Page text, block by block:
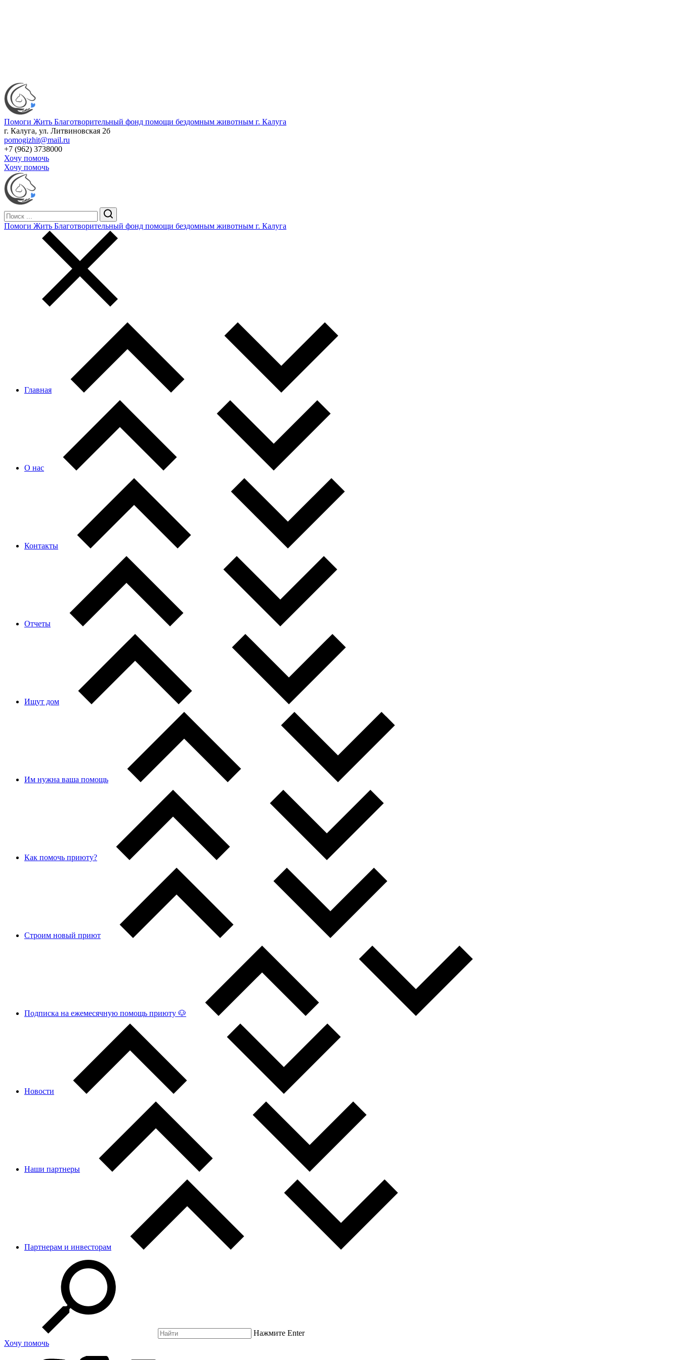
Помоги Жить Благотворительный фонд помощи бездомным животным г. Калуга
г. Калуга, ул. Литвиновская 2б
pomogizhit@mail.ru
+7 (962) 3738000
Хочу помочь
Хочу помочь
Помоги Жить Благотворительный фонд помощи бездомным животным г. Калуга
Главная
О нас
Контакты
Отчеты
Ищут дом
Им нужна ваша помощь
Как помочь приюту?
Строим новый приют
Подписка на ежемесячную помощь приюту 🐶
Новости
Наши партнеры
Партнерам и инвесторам
Нажмите Enter
Хочу помочь